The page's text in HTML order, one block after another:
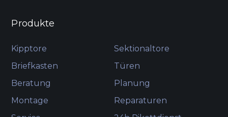
Produkte
Kipptore
Sektionaltore
Briefkasten
Türen
Beratung
Planung
Montage
Reparaturen